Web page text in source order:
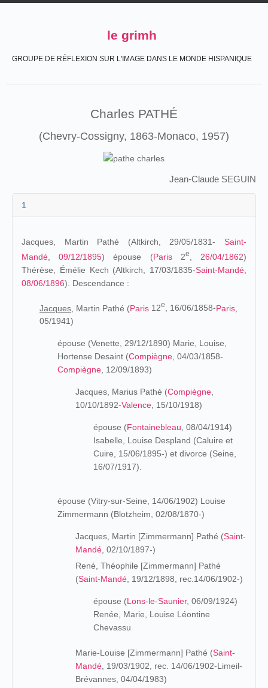
le grimh
GROUPE DE RÉFLEXION SUR L'IMAGE DANS LE MONDE HISPANIQUE
Charles PATHÉ
(Chevry-Cossigny, 1863-Monaco, 1957)
Jean-Claude SEGUIN
1
Jacques, Martin Pathé (Altkirch, 29/05/1831- Saint-
Mandé ,09/12/1895) épouse (Paris2e 26/04/1862)
Thérèse, Émélie Kech (Altkirch, 17/03/1835-Saint-Mandé
08/06/1896). Descendance :
Jacques, Martin Pathé (Paris 12e, 16/06/1858-Paris
05/1941)
épouse (Venette, 29/12/1890) Marie, Louise,
Hortense Desaint (Compiègne, 04/03/1858-
Compiègne, 12/09/1893)
Jacques, Marius Pathé (Compiègne,
10/10/1892-Valence, 15/10/1918)
épouse (Fontainebleau, 08/04/1914)
Isabelle, Louise Despland (Caluire et
Cuire, 15/06/1895-) et divorce (Seine,
16/07/1917).
épouse (Vitry-sur-Seine, 14/06/1902) Louise
Zimmermann (Blotzheim, 02/08/1870-)
Jacques, Martin [Zimmermann] Pathé (Saint-
Mandé, 02/10/1897-)
René, Théophile [Zimmermann] Pathé
(Saint-Mandé, 19/12/1898, rec.14/06/1902-)
épouse (Lons-le-Saunier, 06/09/1924)
Renée, Marie, Louise Léontine
Chevassu
Marie-Louise [Zimmermann] Pathé (Saint-
Mandé, 19/03/1902, rec. 14/06/1902-Limeil-
Brévannes, 04/04/1983)